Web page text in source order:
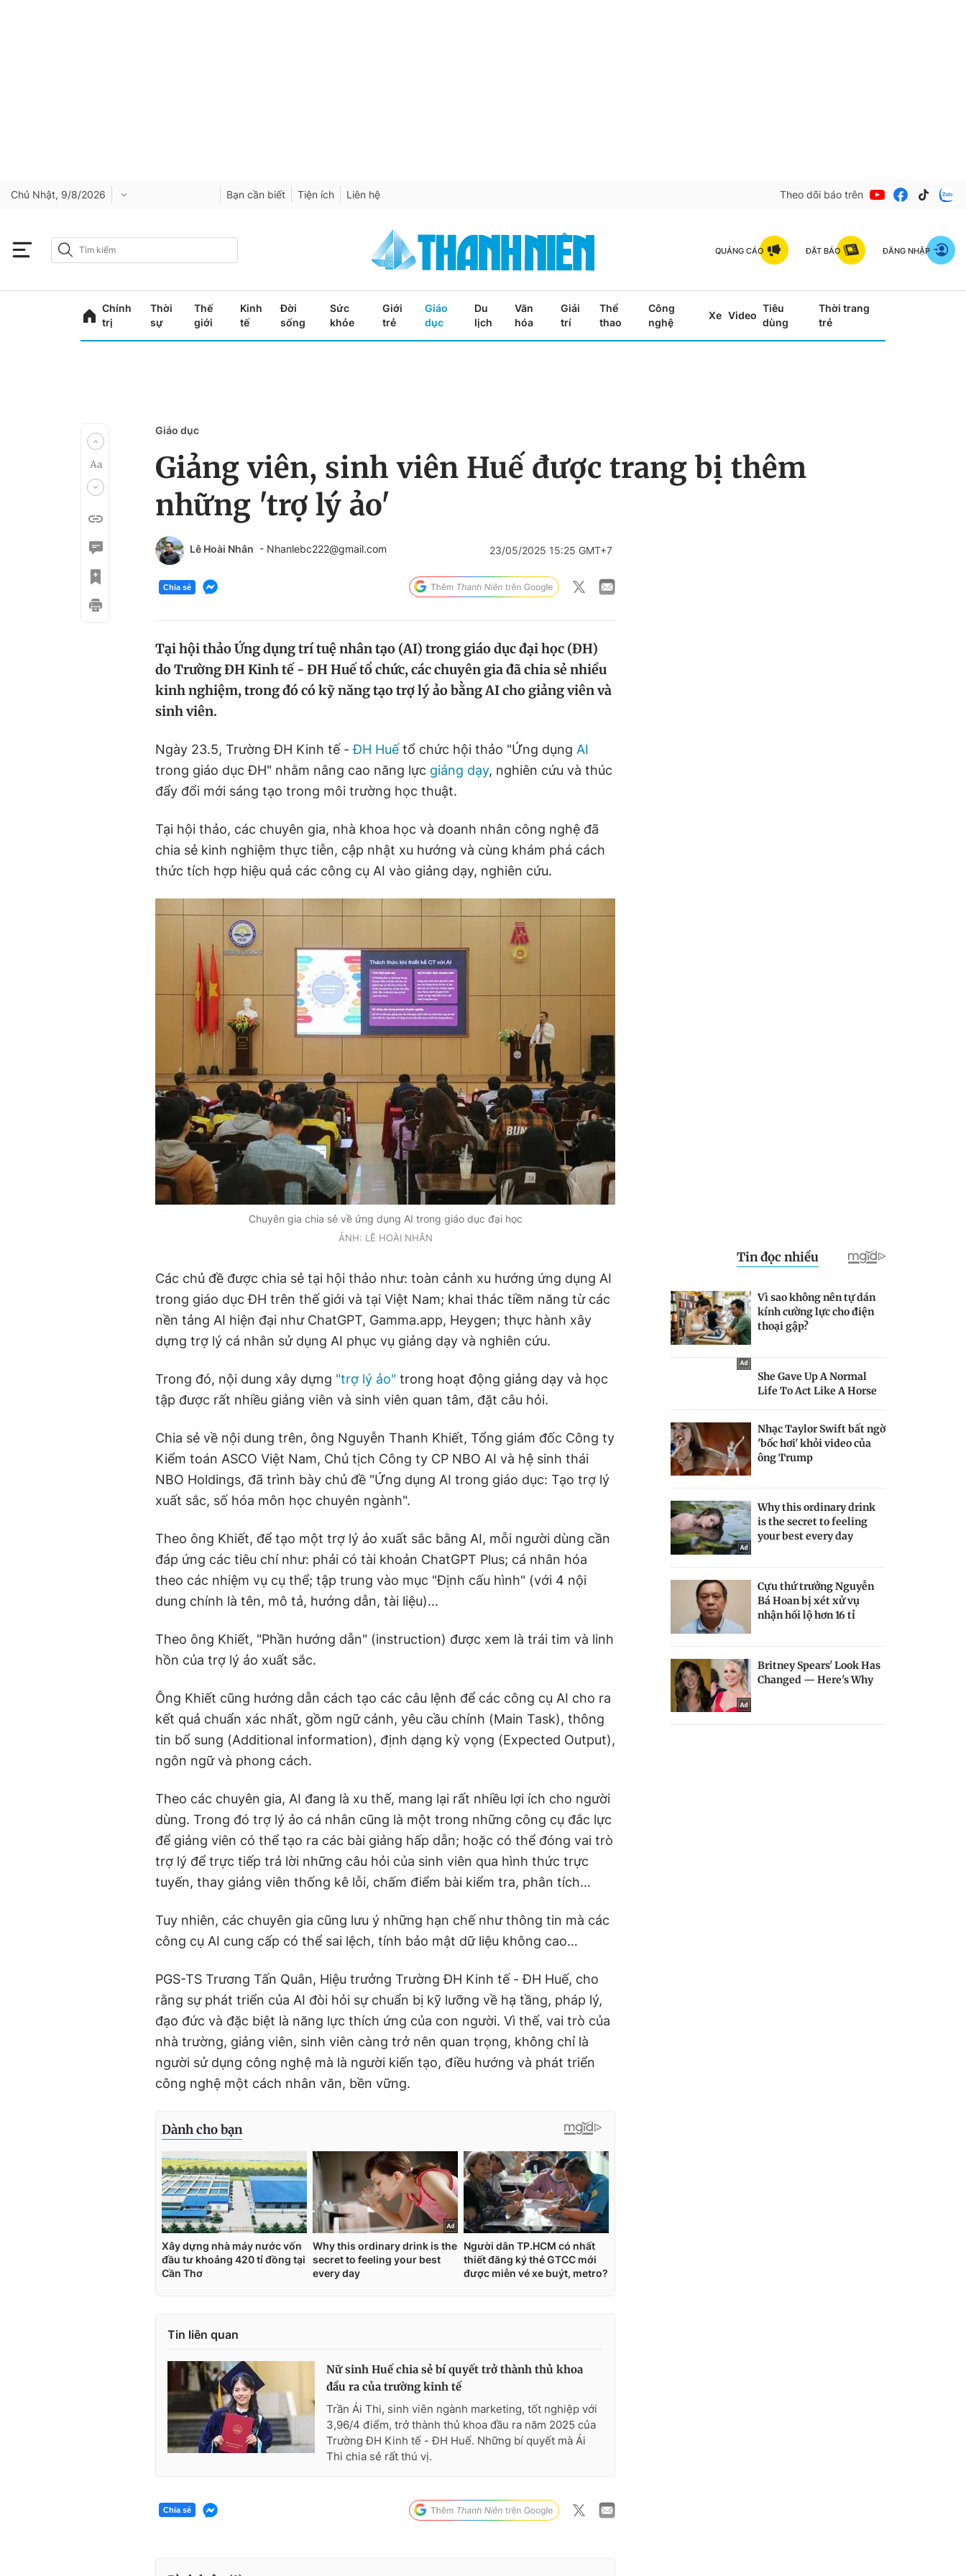
Chủ Nhật, 9/8/2026 Bạn cần biết Tiện ích Liên hệ Theo dõi báo trên
QUẢNG CÁO ĐẶT BÁO ĐĂNG NHẬP
Chính
trị
Thời
sự
Thế
giới
Kinh
tế
Đời
sống
Sức
khỏe
Giới
trẻ
Giáo
dục
Du
lịch
Văn
hóa
Giải
trí
Thể
thao
Công
nghệ
Xe Video
Tiêu
dùng
Thời trang
trẻ
Giáo dục
Giảng viên, sinh viên Huế được trang bị thêm
những 'trợ lý ảo'
Lê Hoài Nhân - Nhanlebc222@gmail.com 23/05/2025 15:25 GMT+7
Chia sẻ
Tại hội thảo Ứng dụng trí tuệ nhân tạo (AI) trong giáo dục đại học (ĐH)
do Trường ĐH Kinh tế - ĐH Huế tổ chức, các chuyên gia đã chia sẻ nhiều
kinh nghiệm, trong đó có kỹ năng tạo trợ lý ảo bằng AI cho giảng viên và
sinh viên.
Ngày 23.5, Trường ĐH Kinh tế -ĐH Huế tổ chức hội thảo "Ứng dụng AI
trong giáo dục ĐH" nhằm nâng cao năng lực giảng dạy, nghiên cứu và thúc
đẩy đổi mới sáng tạo trong môi trường học thuật.
Tại hội thảo, các chuyên gia, nhà khoa học và doanh nhân công nghệ đã
chia sẻ kinh nghiệm thực tiễn, cập nhật xu hướng và cùng khám phá cách
thức tích hợp hiệu quả các công cụ AI vào giảng dạy, nghiên cứu.
Chuyên gia chia sẻ về ứng dụng AI trong giáo dục đại học
ẢNH: LÊ HOÀI NHÂN
Các chủ đề được chia sẻ tại hội thảo như: toàn cảnh xu hướng ứng dụng AI
trong giáo dục ĐH trên thế giới và tại Việt Nam; khai thác tiềm năng từ các
nền tảng AI hiện đại như ChatGPT, Gamma.app, Heygen; thực hành xây
dựng trợ lý cá nhân sử dụng AI phục vụ giảng dạy và nghiên cứu.
Trong đó, nội dung xây dựng "trợ lý ảo" trong hoạt động giảng dạy và học
tập được rất nhiều giảng viên và sinh viên quan tâm, đặt câu hỏi.
Chia sẻ về nội dung trên, ông Nguyễn Thanh Khiết, Tổng giám đốc Công ty
Kiểm toán ASCO Việt Nam, Chủ tịch Công ty CP NBO AI và hệ sinh thái
NBO Holdings, đã trình bày chủ đề "Ứng dụng AI trong giáo dục: Tạo trợ lý
xuất sắc, số hóa môn học chuyên ngành".
Theo ông Khiết, để tạo một trợ lý ảo xuất sắc bằng AI, mỗi người dùng cần
đáp ứng các tiêu chí như: phải có tài khoản ChatGPT Plus; cá nhân hóa
theo các nhiệm vụ cụ thể; tập trung vào mục "Định cấu hình" (với 4 nội
dung chính là tên, mô tả, hướng dẫn, tài liệu)…
Theo ông Khiết, "Phần hướng dẫn" (instruction) được xem là trái tim và linh
hồn của trợ lý ảo xuất sắc.
Ông Khiết cũng hướng dẫn cách tạo các câu lệnh để các công cụ AI cho ra
kết quả chuẩn xác nhất, gồm ngữ cảnh, yêu cầu chính (Main Task), thông
tin bổ sung (Additional information), định dạng kỳ vọng (Expected Output),
ngôn ngữ và phong cách.
Theo các chuyên gia, AI đang là xu thế, mang lại rất nhiều lợi ích cho người
dùng. Trong đó trợ lý ảo cá nhân cũng là một trong những công cụ đắc lực
để giảng viên có thể tạo ra các bài giảng hấp dẫn; hoặc có thể đóng vai trò
trợ lý để trực tiếp trả lời những câu hỏi của sinh viên qua hình thức trực
tuyến, thay giảng viên thống kê lỗi, chấm điểm bài kiểm tra, phân tích…
Tuy nhiên, các chuyên gia cũng lưu ý những hạn chế như thông tin mà các
công cụ AI cung cấp có thể sai lệch, tính bảo mật dữ liệu không cao…
PGS-TS Trương Tấn Quân, Hiệu trưởng Trường ĐH Kinh tế - ĐH Huế, cho
rằng sự phát triển của AI đòi hỏi sự chuẩn bị kỹ lưỡng về hạ tầng, pháp lý,
đạo đức và đặc biệt là năng lực thích ứng của con người. Vì thế, vai trò của
nhà trường, giảng viên, sinh viên càng trở nên quan trọng, không chỉ là
người sử dụng công nghệ mà là người kiến tạo, điều hướng và phát triển
công nghệ một cách nhân văn, bền vững.
Tin liên quan
Nữ sinh Huế chia sẻ bí quyết trở thành thủ khoa
đầu ra của trường kinh tế
Trần Ái Thi, sinh viên ngành marketing, tốt nghiệp với
3,96/4 điểm, trở thành thủ khoa đầu ra năm 2025 của
Trường ĐH Kinh tế - ĐH Huế. Những bí quyết mà Ái
Thi chia sẻ rất thú vị.
Chia sẻ